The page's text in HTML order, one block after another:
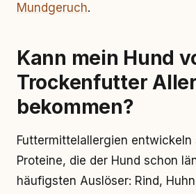
Mundgeruch.
Kann mein Hund
Trockenfutter
bekommen?
Futtermittelallergien entwickeln
Proteine, die der Hund schon
häufigsten Auslöser: Rind,